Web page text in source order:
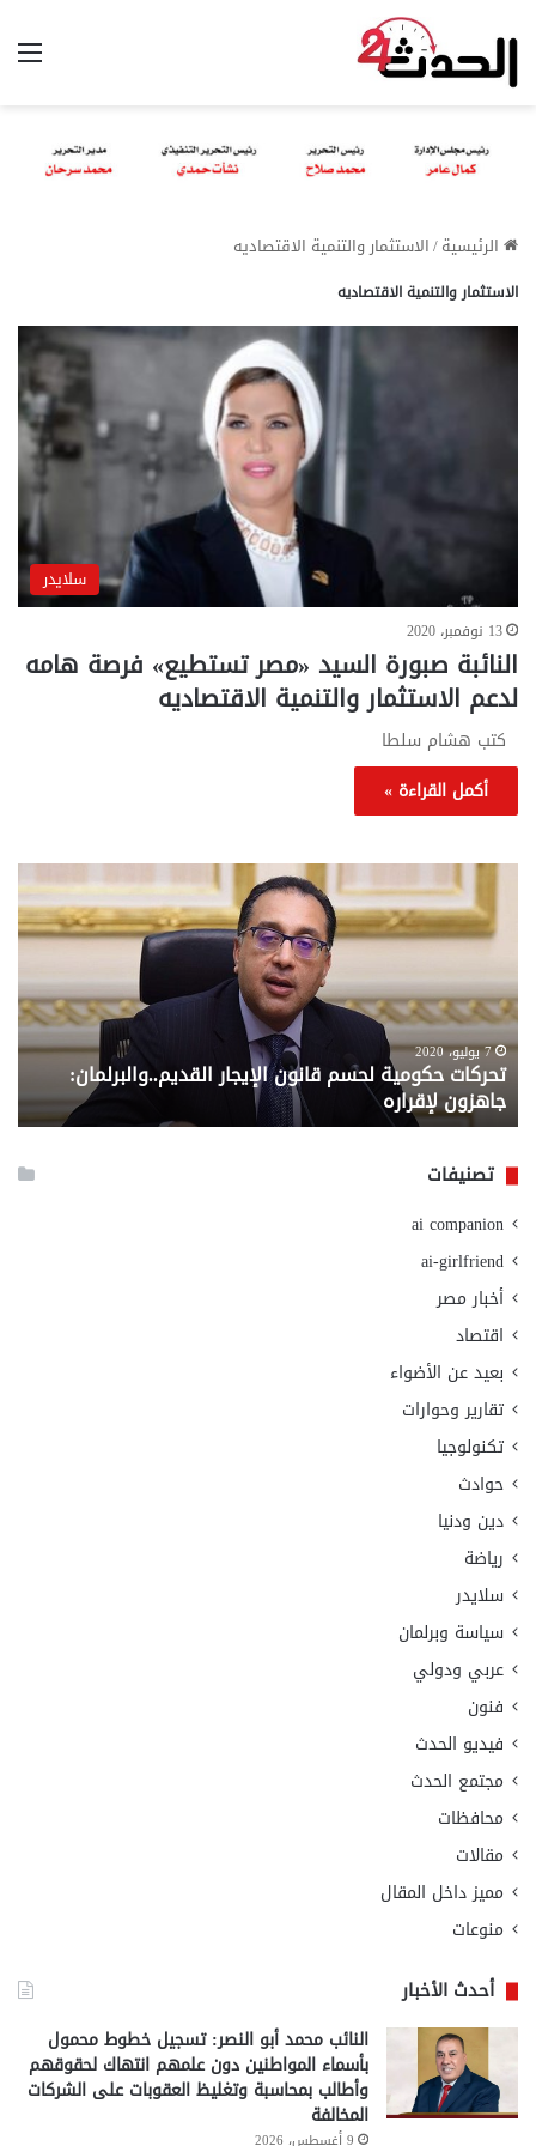
الرئيسية/الاستثمار والتنمية الاقتصاديه
الاستثمار والتنمية الاقتصاديه
سلايدر
13 نوفمبر، 2020
النائبة صبورة السيد «مصر تستطيع» فرصة هامه
لدعم الاستثمار والتنمية الاقتصاديه
كتب هشام سلطا
أكمل القراءة »
تحركات
حكومية
لحسم
قانون
القديم..والبرلمان:
جاهزون
لإقراره
7 يوليو، 2020
تحركات حكومية لحسم قانون الإيجار القديم..والبرلمان:
جاهزون لإقراره
..
من
تصنيفات
ai companion
ai-girlfriend
أخبار مصر
اقتصاد
بعيد عن الأضواء
تقارير وحوارات
تكنولوجيا
حوادث
دين ودنيا
رياضة
سلايدر
سياسة وبرلمان
عربي ودولي
فنون
فيديو الحدث
مجتمع الحدث
محافظات
مقالات
مميز داخل المقال
منوعات
أحدث الأخبار
النائب محمد أبو النصر: تسجيل خطوط محمول
بأسماء المواطنين دون علمهم انتهاك لحقوقهم
وأطالب بمحاسبة وتغليظ العقوبات على الشركات
المخالفة